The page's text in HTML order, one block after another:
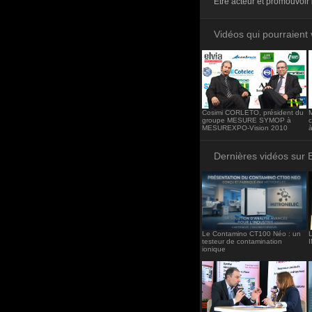
<iframe
Vidéos qui pourraient
Cosimi CORLETO, président du
groupe MESURE SYMOP à
MESUREXPO-Vision 2010
Dernières vidéos sur
Le Contamino CT100 Néo : un
testeur de contamination
ionique